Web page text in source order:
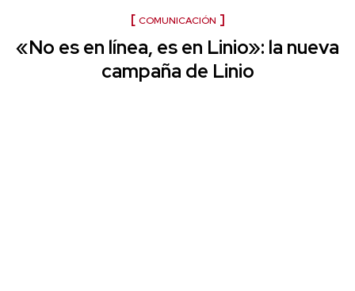
COMUNICACIÓN
«No es en línea, es en Linio»: la nueva
campaña de Linio